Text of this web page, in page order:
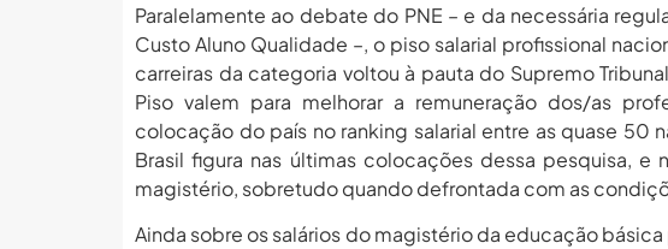
Paralelamente ao debate do PNE – e da necessária
Custo Aluno Qualidade –, o piso salarial profissional
carreiras da categoria voltou à pauta do Supremo
Piso valem para melhorar a remuneração dos/as
colocação do país no ranking salarial entre as quase 50
Brasil figura nas últimas colocações dessa pesquisa,
magistério, sobretudo quando defrontada com as
Ainda sobre os salários do magistério da educação